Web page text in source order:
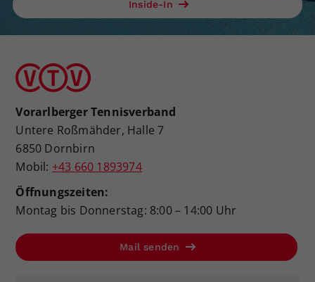
Inside-In
Vorarlberger Tennisverband
Untere Roßmähder, Halle 7
6850 Dornbirn
Mobil: +43 660 1893974
Öffnungszeiten:
Montag bis Donnerstag: 8:00 – 14:00 Uhr
Mail senden